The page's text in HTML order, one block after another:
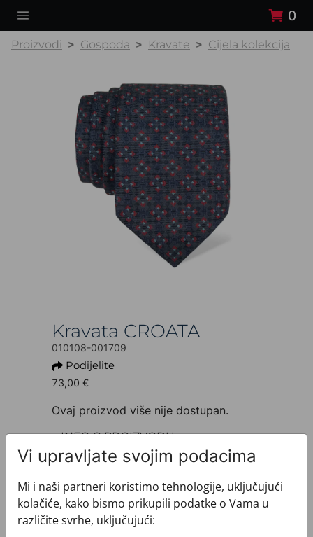
0
Proizvodi Gospoda Kravate Cijela kolekcija
Kravata CROATA
010108-001709
Podijelite
73,00 €
Ovaj proizvod više nije dostupan.
+ INFO O PROIZVODU
Dezen: Tematski
Motiv: Kvadrati
Boja: Plava
Proizvod: Kravata
Veličina: Uska 7 cm
Brand: CROATA
Vi upravljate svojim podacima
Mi i naši partneri koristimo tehnologije, uključujući
kolačiće, kako bismo prikupili podatke o Vama u
različite svrhe, uključujući: